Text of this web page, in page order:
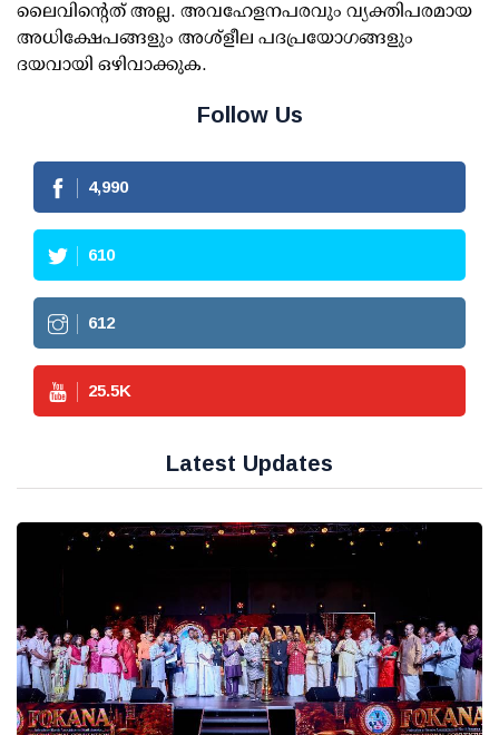
ലൈവിന്റെത് അല്ല. അവഹേളനപരവും വ്യക്തിപരമായ
അധിക്ഷേപങ്ങളും അശ്‌ളീല പദപ്രയോഗങ്ങളും
ദയവായി ഒഴിവാക്കുക.
Follow Us
4,990
610
612
25.5K
Latest Updates